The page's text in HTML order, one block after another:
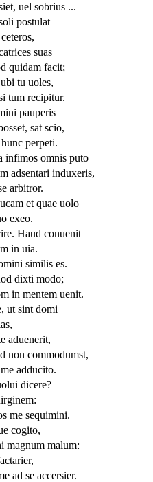
uel sobrius ...
postulat
suas
quidam facit;
tu uoles,
tum recipitur.
pauperis
sat scio,
perpeti.
infimos omnis puto
adsentari induxeris,
arbitror.
et quae uolo
exeo.
Haud conuenit
in uia.
similis es.
dixti modo;
in mentem uenit.
ut sint domi
aduenerit,
non commodumst,
adducito.
dicere?
me sequimini.
cogito,
magnum malum:
ad se accersier.